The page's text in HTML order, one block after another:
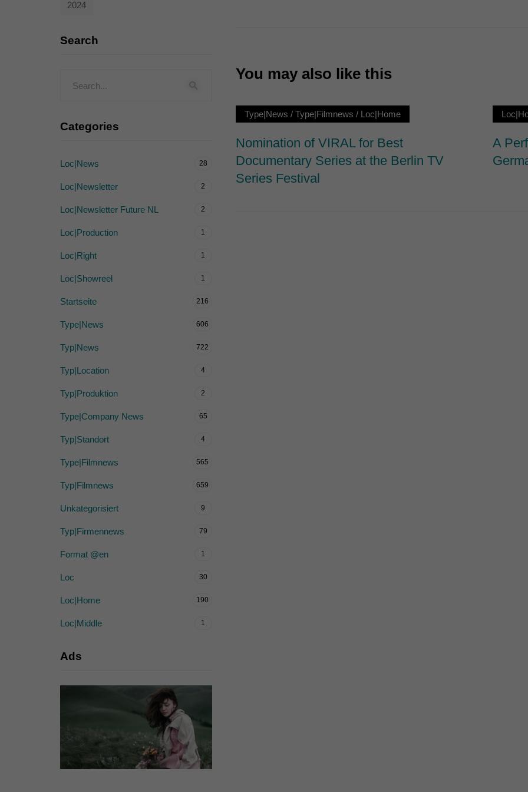
You may also like this
Type|News / Type|Filmnews / Loc|Home
Nomination of VIRAL for Best
Documentary Series at the Berlin TV
Series Festival
A
2024
Search
Categories
Loc|News 28
Loc|Newsletter 2
Loc|Newsletter Future NL 2
Loc|Production 1
Loc|Right 1
Loc|Showreel 1
Startseite 216
Type|News 606
Typ|News 722
Typ|Location 4
Typ|Produktion 2
Type|Company News 65
Typ|Standort 4
Type|Filmnews 565
Typ|Filmnews 659
Unkategorisiert 9
Typ|Firmennews 79
Format @en 1
Loc 30
Loc|Home 190
Loc|Middle 1
Ads
powered by Borlabs Cookie